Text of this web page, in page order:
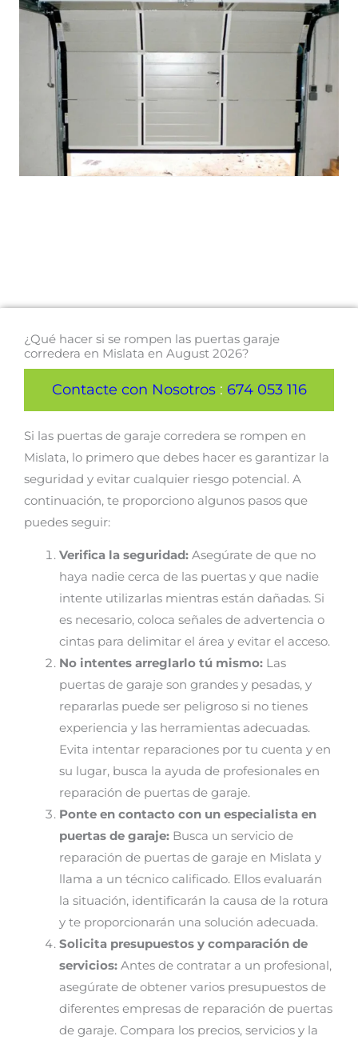
¿Qué hacer si se rompen las puertas garaje
corredera en Mislata en August 2026?
Contacte con Nosotros: 674 053 116
Si las puertas de garaje corredera se rompen en
Mislata, lo primero que debes hacer es garantizar la
seguridad y evitar cualquier riesgo potencial. A
continuación, te proporciono algunos pasos que
puedes seguir:
Verifica la seguridad:Asegúrate de que no
haya nadie cerca de las puertas y que nadie
intente utilizarlas mientras están dañadas. Si
es necesario, coloca señales de advertencia o
cintas para delimitar el área y evitar el acceso.
No intentes arreglarlo tú mismo:Las
puertas de garaje son grandes y pesadas, y
repararlas puede ser peligroso si no tienes
experiencia y las herramientas adecuadas.
Evita intentar reparaciones por tu cuenta y en
su lugar, busca la ayuda de profesionales en
reparación de puertas de garaje.
Ponte en contacto con un especialista en
puertas de garaje:Busca un servicio de
reparación de puertas de garaje en Mislata y
llama a un técnico calificado. Ellos evaluarán
la situación, identificarán la causa de la rotura
y te proporcionarán una solución adecuada.
Solicita presupuestos y comparación de
servicios:Antes de contratar a un profesional,
asegúrate de obtener varios presupuestos de
diferentes empresas de reparación de puertas
de garaje. Compara los precios, servicios y la